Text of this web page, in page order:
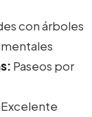
con árboles
Paseos por
Excelente